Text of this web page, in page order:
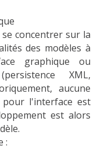
concentrer sur la
des modèles à
graphique ou
XML,
aucune
pour l'interface est
est alors
: